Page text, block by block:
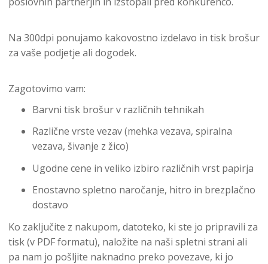
Na 300dpi ponujamo kakovostno izdelavo in tisk brošur
za vaše podjetje ali dogodek.
Zagotovimo vam:
Barvni tisk brošur v različnih tehnikah
Različne vrste vezav (mehka vezava, spiralna
vezava, šivanje z žico)
Ugodne cene in veliko izbiro različnih vrst papirja
Enostavno spletno naročanje, hitro in brezplačno
dostavo
Ko zaključite z nakupom, datoteko, ki ste jo pripravili za
tisk (v PDF formatu), naložite na naši spletni strani ali
pa nam jo pošljite naknadno preko povezave, ki jo